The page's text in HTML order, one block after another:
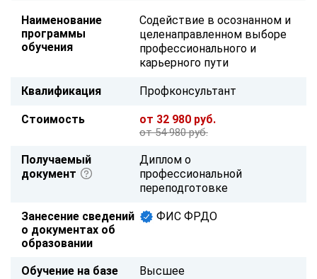
Наименование
программы
обучения
Содействие в осознанном и
целенаправленном выборе
профессионального и
карьерного пути
Квалификация Профконсультант
Стоимость от 32 980 руб.
от 54 980 руб.
Получаемый
документ
Диплом о
профессиональной
переподготовке
Занесение сведений
о документах об
образовании
ФИС ФРДО
Обучение на базе Высшее